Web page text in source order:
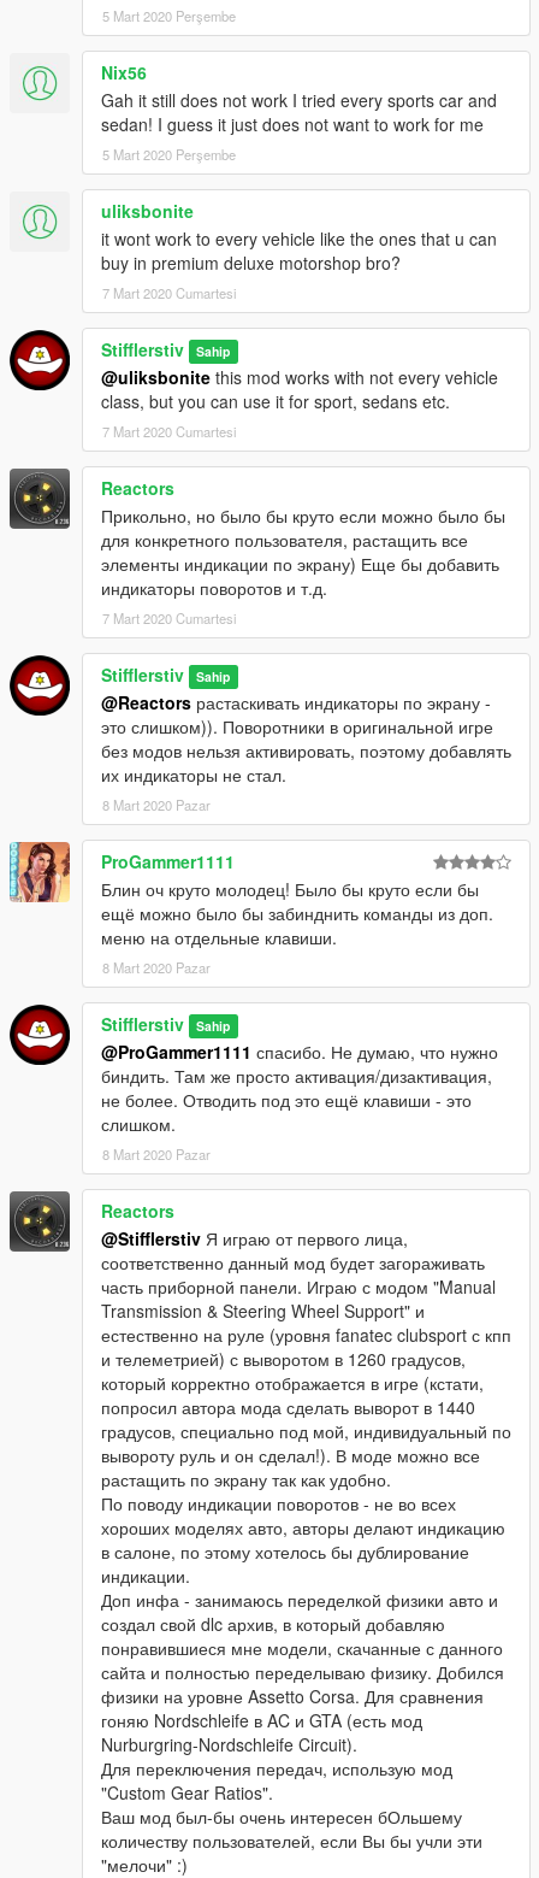
прохладыми, то окна и крыша (для кабриолетов) закроются.
И наоборот.
Как работает Круиз-контроль:
1) Активируйте "Круиз-контроль" в меню EDashboard
2) Разгонитесь до необходимой скорости и отпустите "Газ",
авто EDashboard запомнит скорость и авто будет
придерживаться её.
Если вы остановитесь, то авто разгоняться не будет. Нужно
будет повторить процедуру снова.
Как работает Контроль запуска:
1) Активируйте "Контроль запуска" в меню EDashboard
2) Одновременно нажмите "Газ" + "Ручник", затем просто
отпустите ручник
--------------------ИСТОРИЯ ИЗМЕНЕНИЙ-----------------------
Патч v1.01:
- Исправлена проблема с разрешениями экрана,
отличными от FullHD
- Изменены некоторые тексты
5 Mart 2020 Perşembe
Nix56
Gah it still does not work I tried every sports car and
sedan! I guess it just does not want to work for me
5 Mart 2020 Perşembe
uliksbonite
it wont work to every vehicle like the ones that u can
buy in premium deluxe motorshop bro?
7 Mart 2020 Cumartesi
Stifflerstiv Sahip
@uliksbonite this mod works with not every vehicle
class, but you can use it for sport, sedans etc.
7 Mart 2020 Cumartesi
Reactors
Прикольно, но было бы круто если можно было бы
для конкретного пользователя, растащить все
элементы индикации по экрану) Еще бы добавить
индикаторы поворотов и т.д.
7 Mart 2020 Cumartesi
Stifflerstiv Sahip
@Reactors растаскивать индикаторы по экрану -
это слишком)). Поворотники в оригинальной игре
без модов нельзя активировать, поэтому добавлять
их индикаторы не стал.
8 Mart 2020 Pazar
ProGammer1111
Блин оч круто молодец! Было бы круто если бы
ещё можно было бы забинднить команды из доп.
меню на отдельные клавиши.
8 Mart 2020 Pazar
Stifflerstiv Sahip
@ProGammer1111 спасибо. Не думаю, что нужно
биндить. Там же просто активация/дизактивация,
не более. Отводить под это ещё клавиши - это
слишком.
8 Mart 2020 Pazar
Reactors
@Stifflerstiv Я играю от первого лица,
соответственно данный мод будет загораживать
часть приборной панели. Играю с модом "Manual
Transmission & Steering Wheel Support" и
естественно на руле (уровня fanatec clubsport с кпп
и телеметрией) с выворотом в 1260 градусов,
который корректно отображается в игре (кстати,
попросил автора мода сделать выворот в 1440
градусов, специально под мой, индивидуальный по
вывороту руль и он сделал!). В моде можно все
растащить по экрану так как удобно.
По поводу индикации поворотов - не во всех
хороших моделях авто, авторы делают индикацию
в салоне, по этому хотелось бы дублирование
индикации.
Доп инфа - занимаюсь переделкой физики авто и
создал свой dlc архив, в который добавляю
понравившиеся мне модели, скачанные с данного
сайта и полностью переделываю физику. Добился
физики на уровне Assetto Corsa. Для сравнения
гоняю Nordschleife в AC и GTA (есть мод
Nurburgring-Nordschleife Circuit).
Для переключения передач, использую мод
"Custom Gear Ratios".
Ваш мод был-бы очень интересен бОльшему
количеству пользователей, если Вы бы учли эти
"мелочи" :)